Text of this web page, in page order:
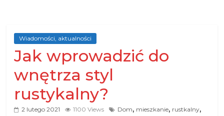
budowlanej
Wiadomości, aktualności
Jak wprowadzić do
wnętrza styl
rustykalny?
2 lutego 2021 1100 Views Dom, mieszkanie, rustkalny,